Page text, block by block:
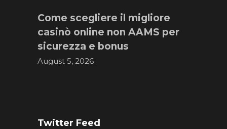
Come scegliere il migliore
casinò online non AAMS per
sicurezza e bonus
August 5, 2026
Twitter Feed